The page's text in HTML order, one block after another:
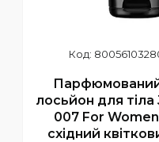
лосьйон для тіла
007 For
східний